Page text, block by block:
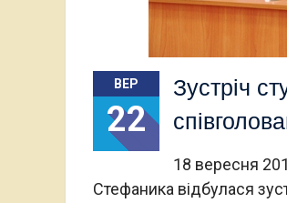
ВЕР
22
Зустріч
18 вересня
Стефаника відбулася